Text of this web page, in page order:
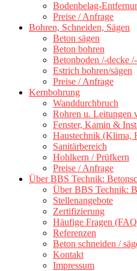
Bodenbelag-
Preise / Anfrage
Bohren, Schneiden, Sägen
Beton sägen
Beton bohren
Betonboden /-decke
Estrich bohren/sägen
Preise / Anfrage
Kernbohrung
Wanddurchbruch
Rohren u. Leitungen
Fenster, Kamin &
Haustechnik (Klima,
Sanitärbereich
Hohlkern / Prüfkern
Preise / Anfrage
Über BBS Technik:
Über BBS Technik:
Stellenangebote
Zertifizierung
Häufige Fragen
Referenzen
Beton schneiden /
Kontakt
Impressum